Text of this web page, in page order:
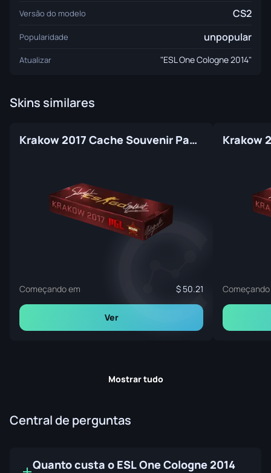
Versão do modelo CS2
Popularidade unpopular
Atualizar "ESL One Cologne 2014"
Skins similares
Krakow 2017 Cache Souvenir Package
Começando em 50.21
Ver
Mostrar tudo
Central de perguntas
Quanto custa o ESL One Cologne 2014